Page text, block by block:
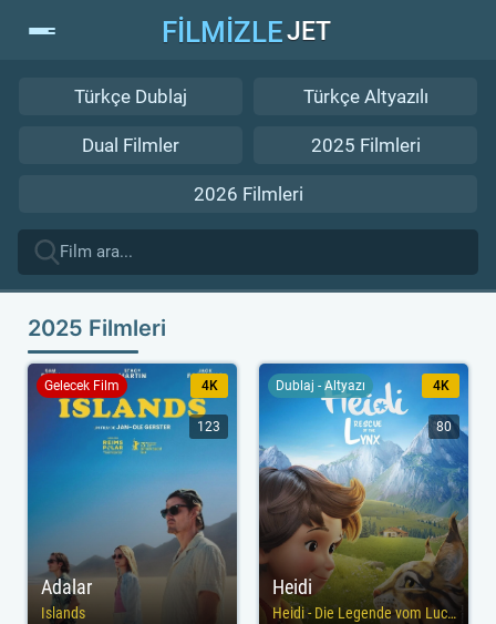
FİLMİZLEJET
Türkçe Dublaj Türkçe Altyazılı
Dual Filmler 2025 Filmleri
2026 Filmleri
2025 Filmleri
Adalar
Islands
Gelecek Film 4K
123
Heidi
Heidi - Die Legende vom Luchs
Dublaj - Altyazı 4K
80